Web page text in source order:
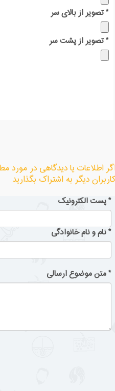
*تصویر از بالای سر
*تصویر از پشت سر
اطلاعات یا دیدگاهی در مورد
دیگر به اشتراک بگذارید
*پست الکترونیک
*نام و نام خانوادگی
*متن موضوع ارسالی